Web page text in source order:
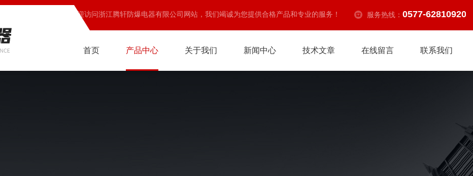
欢迎访问浙江腾轩防爆电器有限公司网站，我们竭诚为您提供合格产品和专业的服务！ 服务热线： 0577-62810920
首页 产品中心 关于我们 新闻中心 技术文章 在线留言 联系我们